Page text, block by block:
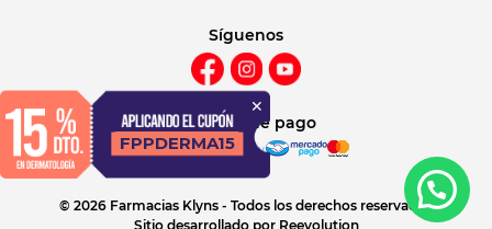
Síguenos
Métodos de pago
© 2026 Farmacias Klyns - Todos los derechos reservados
Sitio desarrollado por Reevolution